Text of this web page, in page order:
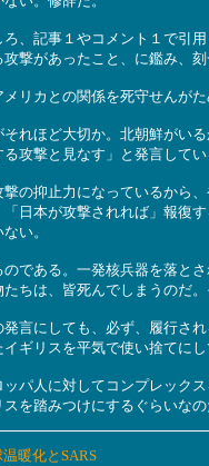
、記事１やコメント１で引
撃があったこと、に鑑み、
リカとの関係を死守せんが
れほど大切か。北朝鮮がい
攻撃と見なす」と発言して
の抑止力になっているから
「日本が攻撃されれば」報復
い。
である。一発核兵器を落と
ちは、皆死んでしまうのだ
言にしても、必ず、履行さ
ギリスを平気で使い捨てに
パ人に対してコンプレック
を踏みつけにするぐらいな
暖化とSARS